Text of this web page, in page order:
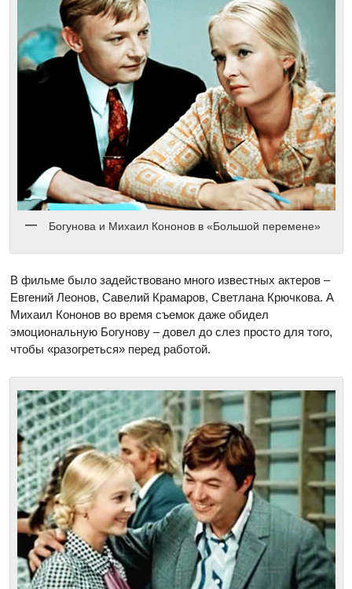
Богунова и Михаил Кононов в «Большой перемене»
В фильме было задействовано много известных актеров –
Евгений Леонов, Савелий Крамаров, Светлана Крючкова. А
Михаил Кононов во время съемок даже обидел
эмоциональную Богунову – довел до слез просто для того,
чтобы «разогреться» перед работой.